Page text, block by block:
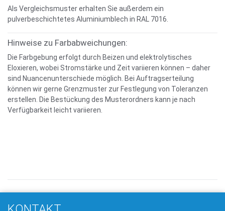
Als Vergleichsmuster erhalten Sie außerdem ein
pulverbeschichtetes Aluminiumblech in RAL 7016.
Hinweise zu Farbabweichungen:
Die Farbgebung erfolgt durch Beizen und elektrolytisches
Eloxieren, wobei Stromstärke und Zeit variieren können – daher
sind Nuancenunterschiede möglich. Bei Auftragserteilung
können wir gerne Grenzmuster zur Festlegung von Toleranzen
erstellen. Die Bestückung des Musterordners kann je nach
Verfügbarkeit leicht variieren.